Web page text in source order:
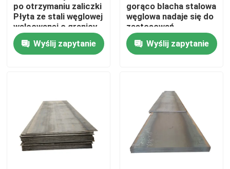
Produkty
Kontrola jakości
po otrzymaniu zaliczki
Płyta ze stali węglowej
walcowanej o granicy
plastyczności
zazwyczaj 250-550
MPa w zależności od
Wyślij zapytanie
gorąco blacha stalowa
węglowa nadaje się do
zastosowań
konstrukcyjnych w
budownictwie, trwała i
materiałowa
Wyślij zapytanie